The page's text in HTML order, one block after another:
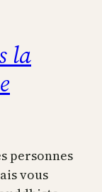
la
personnes
vous